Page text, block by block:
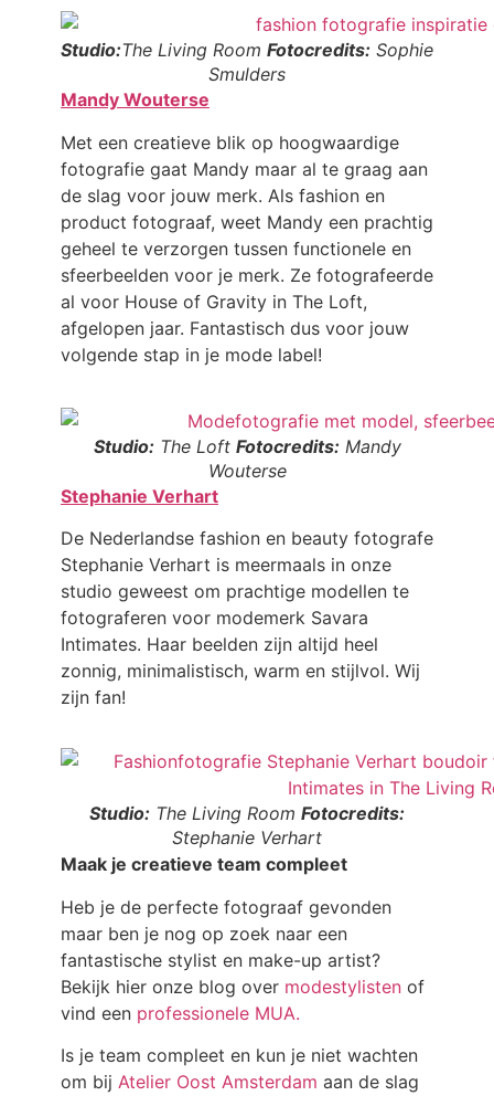
Studio:The Living Room Fotocredits: Sophie
Smulders
Mandy Wouterse
Met een creatieve blik op hoogwaardige
fotografie gaat Mandy maar al te graag aan
de slag voor jouw merk. Als fashion en
product fotograaf, weet Mandy een prachtig
geheel te verzorgen tussen functionele en
sfeerbeelden voor je merk. Ze fotografeerde
al voor House of Gravity in The Loft,
afgelopen jaar. Fantastisch dus voor jouw
volgende stap in je mode label!
Studio: The Loft Fotocredits: Mandy
Wouterse
Stephanie Verhart
De Nederlandse fashion en beauty fotografe
Stephanie Verhart is meermaals in onze
studio geweest om prachtige modellen te
fotograferen voor modemerk Savara
Intimates. Haar beelden zijn altijd heel
zonnig, minimalistisch, warm en stijlvol. Wij
zijn fan!
Studio: The Living Room Fotocredits:
Stephanie Verhart
Maak je creatieve team compleet
Heb je de perfecte fotograaf gevonden
maar ben je nog op zoek naar een
fantastische stylist en make-up artist?
Bekijk hier onze blog over modestylisten of
vind een professionele MUA.
Is je team compleet en kun je niet wachten
om bij Atelier Oost Amsterdam aan de slag